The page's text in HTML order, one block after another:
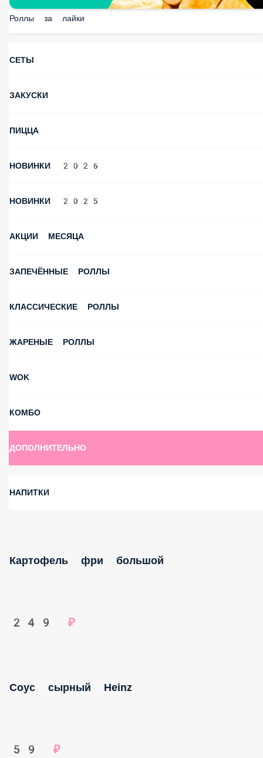
Роллы за лайки
СЕТЫ
ЗАКУСКИ
ПИЦЦА
НОВИНКИ 2026
НОВИНКИ 2025
АКЦИИ МЕСЯЦА
ЗАПЕЧЁННЫЕ РОЛЛЫ
КЛАССИЧЕСКИЕ РОЛЛЫ
ЖАРЕНЫЕ РОЛЛЫ
WOK
КОМБО
ДОПОЛНИТЕЛЬНО
НАПИТКИ
Картофель фри большой
249 ₽
Соус сырный Heinz
59 ₽